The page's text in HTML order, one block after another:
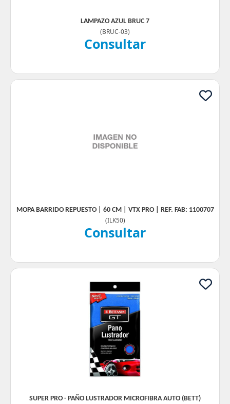
LAMPAZO AZUL BRUC 7
(BRUC-03)
Consultar
MOPA BARRIDO REPUESTO | 60 CM | VTX PRO | REF. FAB: 1100707
(ILK50)
Consultar
SUPER PRO - PAÑO LUSTRADOR MICROFIBRA AUTO (BETT)